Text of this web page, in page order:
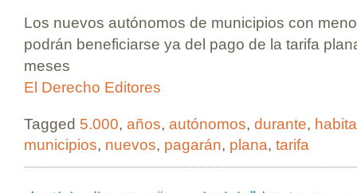
Los nuevos autónomos de municipios con
podrán beneficiarse ya del pago de la tarifa
meses
El Derecho Editores
Tagged 5.000, años, autónomos, durante,
municipios, nuevos, pagarán, plana, tarifa